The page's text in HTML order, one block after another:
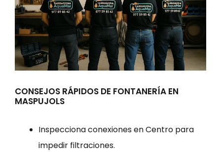
CONSEJOS RÁPIDOS DE FONTANERÍA EN
MASPUJOLS
Inspecciona conexiones en Centro para
impedir filtraciones.